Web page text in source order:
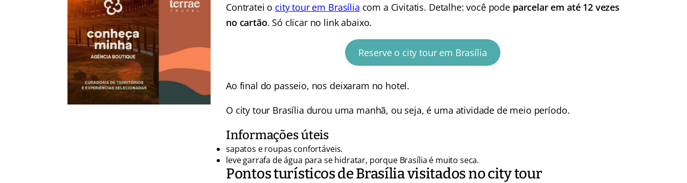
Contratei o city tour em Brasília com a Civitatis. Detalhe: você pode parcelar em até 12 vezes
no cartão. Só clicar no link abaixo.
Reserve o city tour em Brasília
Ao final do passeio, nos deixaram no hotel.
O city tour Brasília durou uma manhã, ou seja, é uma atividade de meio período.
Informações úteis
sapatos e roupas confortáveis.
leve garrafa de água para se hidratar, porque Brasília é muito seca.
Pontos turísticos de Brasília visitados no city tour